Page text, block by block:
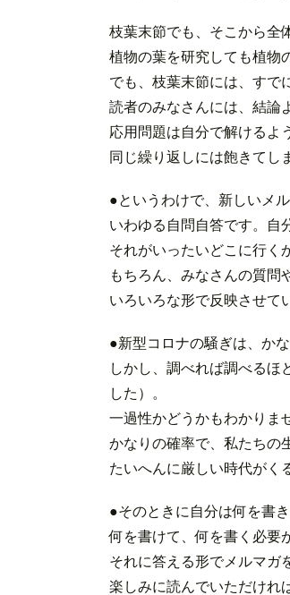
枝葉末節でも、そこから全
植物の葉を研究しても植物
でも、枝葉末節には、すで
読者のみなさんには、結論
応用問題は自分で解けるよ
同じ繰り返しには飽きてし
●というわけで、新しいメ
いわゆる自問自答です。自
それがいったいどこに行く
もちろん、みなさんの質問
いろいろな形で反映させて
●新型コロナの騒ぎは、か
しかし、調べれば調べるほ
した）。
一過性かどうかもわかりま
かなりの確率で、私たちの
たいへんに厳しい時代がく
●そのときに自分は何を書
何を書けて、何を書く必要
それに答える形でメルマガ
楽しみに読んでいただけれ